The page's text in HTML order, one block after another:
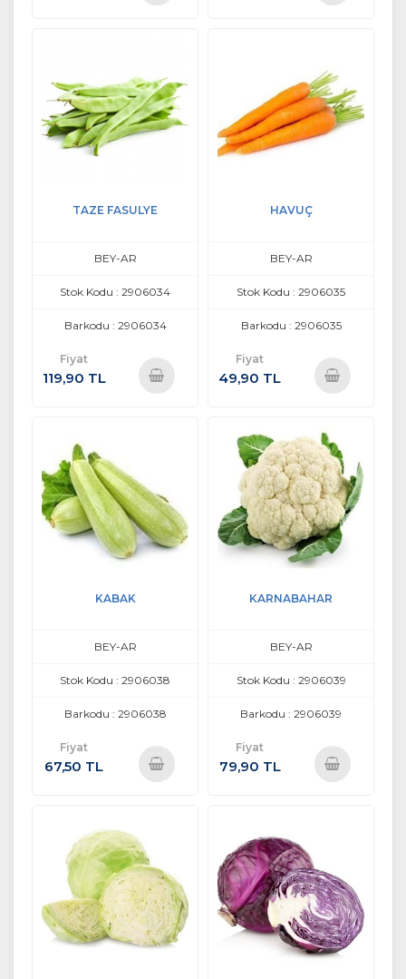
TAZE FASULYE
BEY-AR
Stok Kodu : 2906034
Barkodu : 2906034
Fiyat
119,90 TL
HAVUÇ
BEY-AR
Stok Kodu : 2906035
Barkodu : 2906035
Fiyat
49,90 TL
KABAK
BEY-AR
Stok Kodu : 2906038
Barkodu : 2906038
Fiyat
67,50 TL
KARNABAHAR
BEY-AR
Stok Kodu : 2906039
Barkodu : 2906039
Fiyat
79,90 TL